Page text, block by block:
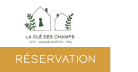
RÉSERVATION